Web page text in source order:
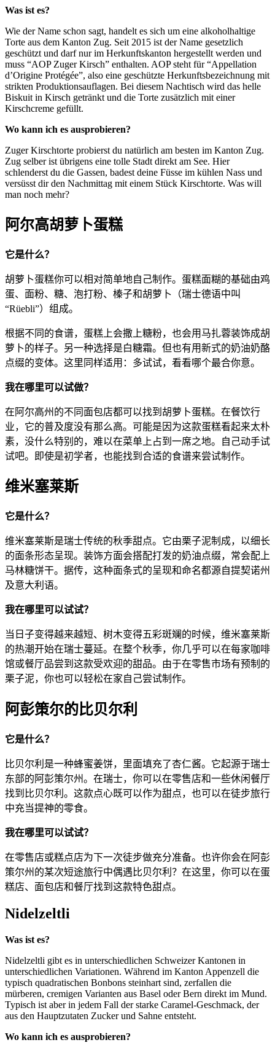
Was ist es?
Wie der Name schon sagt, handelt es sich um eine alkoholhaltige
Torte aus dem Kanton Zug. Seit 2015 ist der Name gesetzlich
geschützt und darf nur im Herkunftskanton hergestellt werden und
muss “AOP Zuger Kirsch” enthalten. AOP steht für “Appellation
d’Origine Protégée”, also eine geschützte Herkunftsbezeichnung mit
strikten Produktionsauflagen. Bei diesem Nachtisch wird das helle
Biskuit in Kirsch getränkt und die Torte zusätzlich mit einer
Kirschcreme gefüllt.
Wo kann ich es ausprobieren?
Zuger Kirschtorte probierst du natürlich am besten im Kanton Zug.
Zug selber ist übrigens eine tolle Stadt direkt am See. Hier
schlenderst du die Gassen, badest deine Füsse im kühlen Nass und
versüsst dir den Nachmittag mit einem Stück Kirschtorte. Was will
man noch mehr?
阿尔高胡萝卜蛋糕
它是什么？
胡萝卜蛋糕你可以相对简单地自己制作。蛋糕面糊的基础由鸡
蛋、面粉、糖、泡打粉、榛子和胡萝卜（瑞士德语中叫
“Rüebli”）组成。
根据不同的食谱，蛋糕上会撒上糖粉，也会用马扎蓉装饰成胡
萝卜的样子。另一种选择是白糖霜。但也有用新式的奶油奶酪
点缀的变体。这里同样适用：多试试，看看哪个最合你意。
我在哪里可以试做？
在阿尔高州的不同面包店都可以找到胡萝卜蛋糕。在餐饮行
业，它的普及度没有那么高。可能是因为这款蛋糕看起来太朴
素，没什么特别的，难以在菜单上占到一席之地。自己动手试
试吧。即使是初学者，也能找到合适的食谱来尝试制作。
维米塞莱斯
它是什么？
维米塞莱斯是瑞士传统的秋季甜点。它由栗子泥制成，以细长
的面条形态呈现。装饰方面会搭配打发的奶油点缀，常会配上
马林糖饼干。据传，这种面条式的呈现和命名都源自提契诺州
及意大利语。
我在哪里可以试试？
当日子变得越来越短、树木变得五彩斑斓的时候，维米塞莱斯
的热潮开始在瑞士蔓延。在整个秋季，你几乎可以在每家咖啡
馆或餐厅品尝到这款受欢迎的甜品。由于在零售市场有预制的
栗子泥，你也可以轻松在家自己尝试制作。
阿彭策尔的比贝尔利
它是什么？
比贝尔利是一种蜂蜜姜饼，里面填充了杏仁酱。它起源于瑞士
东部的阿彭策尔州。在瑞士，你可以在零售店和一些休闲餐厅
找到比贝尔利。这款点心既可以作为甜点，也可以在徒步旅行
中充当提神的零食。
我在哪里可以试试？
在零售店或糕点店为下一次徒步做充分准备。也许你会在阿彭
策尔州的某次短途旅行中偶遇比贝尔利？在这里，你可以在蛋
糕店、面包店和餐厅找到这款特色甜点。
Nidelzeltli
Was ist es?
Nidelzeltli gibt es in unterschiedlichen Schweizer Kantonen in
unterschiedlichen Variationen. Während im Kanton Appenzell die
typisch quadratischen Bonbons steinhart sind, zerfallen die
mürberen, cremigen Varianten aus Basel oder Bern direkt im Mund.
Typisch ist aber in jedem Fall der starke Caramel-Geschmack, der
aus den Hauptzutaten Zucker und Sahne entsteht.
Wo kann ich es ausprobieren?